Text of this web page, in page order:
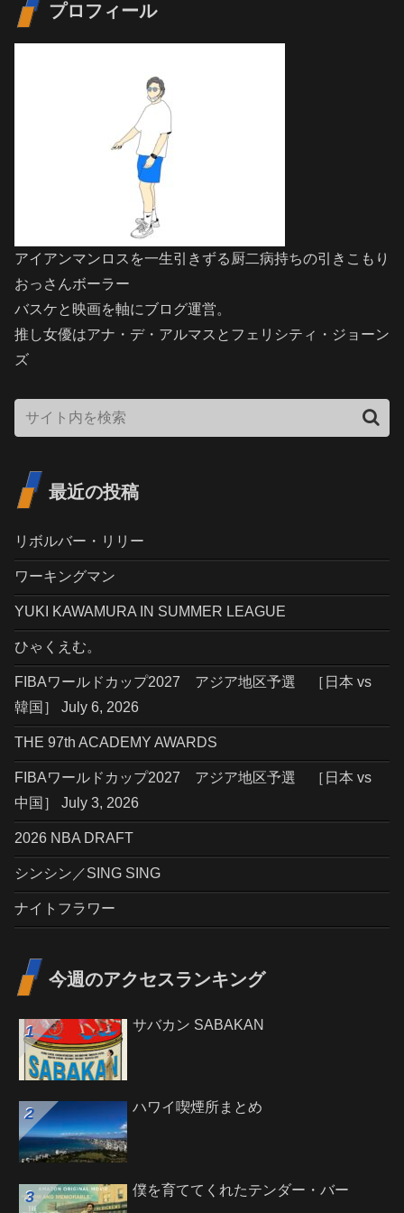
プロフィール
アイアンマンロスを一生引きずる厨二病持ちの引きこもり
おっさんボーラー
バスケと映画を軸にブログ運営。
推し女優はアナ・デ・アルマスとフェリシティ・ジョーン
ズ
最近の投稿
リボルバー・リリー
ワーキングマン
YUKI KAWAMURA IN SUMMER LEAGUE
ひゃくえむ。
FIBAワールドカップ2027 アジア地区予選 ［日本 vs
韓国］ July 6, 2026
THE 97th ACADEMY AWARDS
FIBAワールドカップ2027 アジア地区予選 ［日本 vs
中国］ July 3, 2026
2026 NBA DRAFT
シンシン／SING SING
ナイトフラワー
今週のアクセスランキング
サバカン SABAKAN
ハワイ喫煙所まとめ
僕を育ててくれたテンダー・バー